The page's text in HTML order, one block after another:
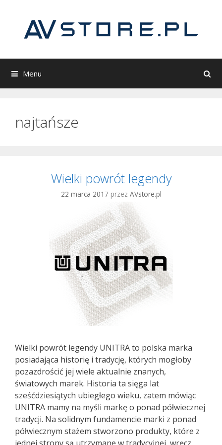
Menu
najtańsze
Wielki powrót legendy
22 marca 2017 przez AVstore.pl
Wielki powrót legendy UNITRA to polska marka
posiadająca historię i tradycję, których mogłoby
pozazdrościć jej wiele aktualnie znanych,
światowych marek. Historia ta sięga lat
sześćdziesiątych ubiegłego wieku, zatem mówiąc
UNITRA mamy na myśli markę o ponad półwiecznej
tradycji. Na solidnym fundamencie marki z ponad
półwiecznym stażem stworzono produkty, które z